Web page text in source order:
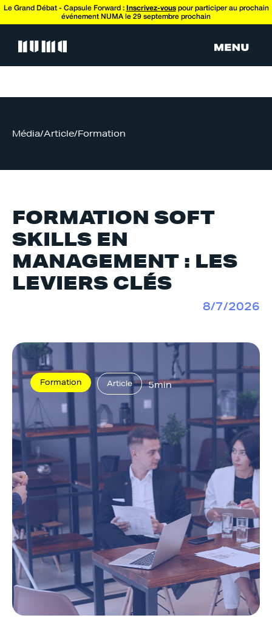
Le Grand Débat - Capsule Forward : Inscrivez-vouspour participer au prochain
événement NUMA le 29 septembre prochain
Média/Article/Formation
FORMATION SOFT
SKILLS EN
MANAGEMENT : LES
LEVIERS CLÉS
8/7/2026
Formation Article 5min